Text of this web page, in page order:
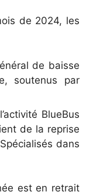
de 2024, les
de baisse
soutenus par
BlueBus
de la reprise
dans
est en retrait